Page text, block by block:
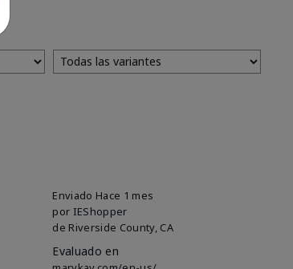
Enviado Hace 1 mes
por IEShopper
de Riverside County, CA
Evaluado en